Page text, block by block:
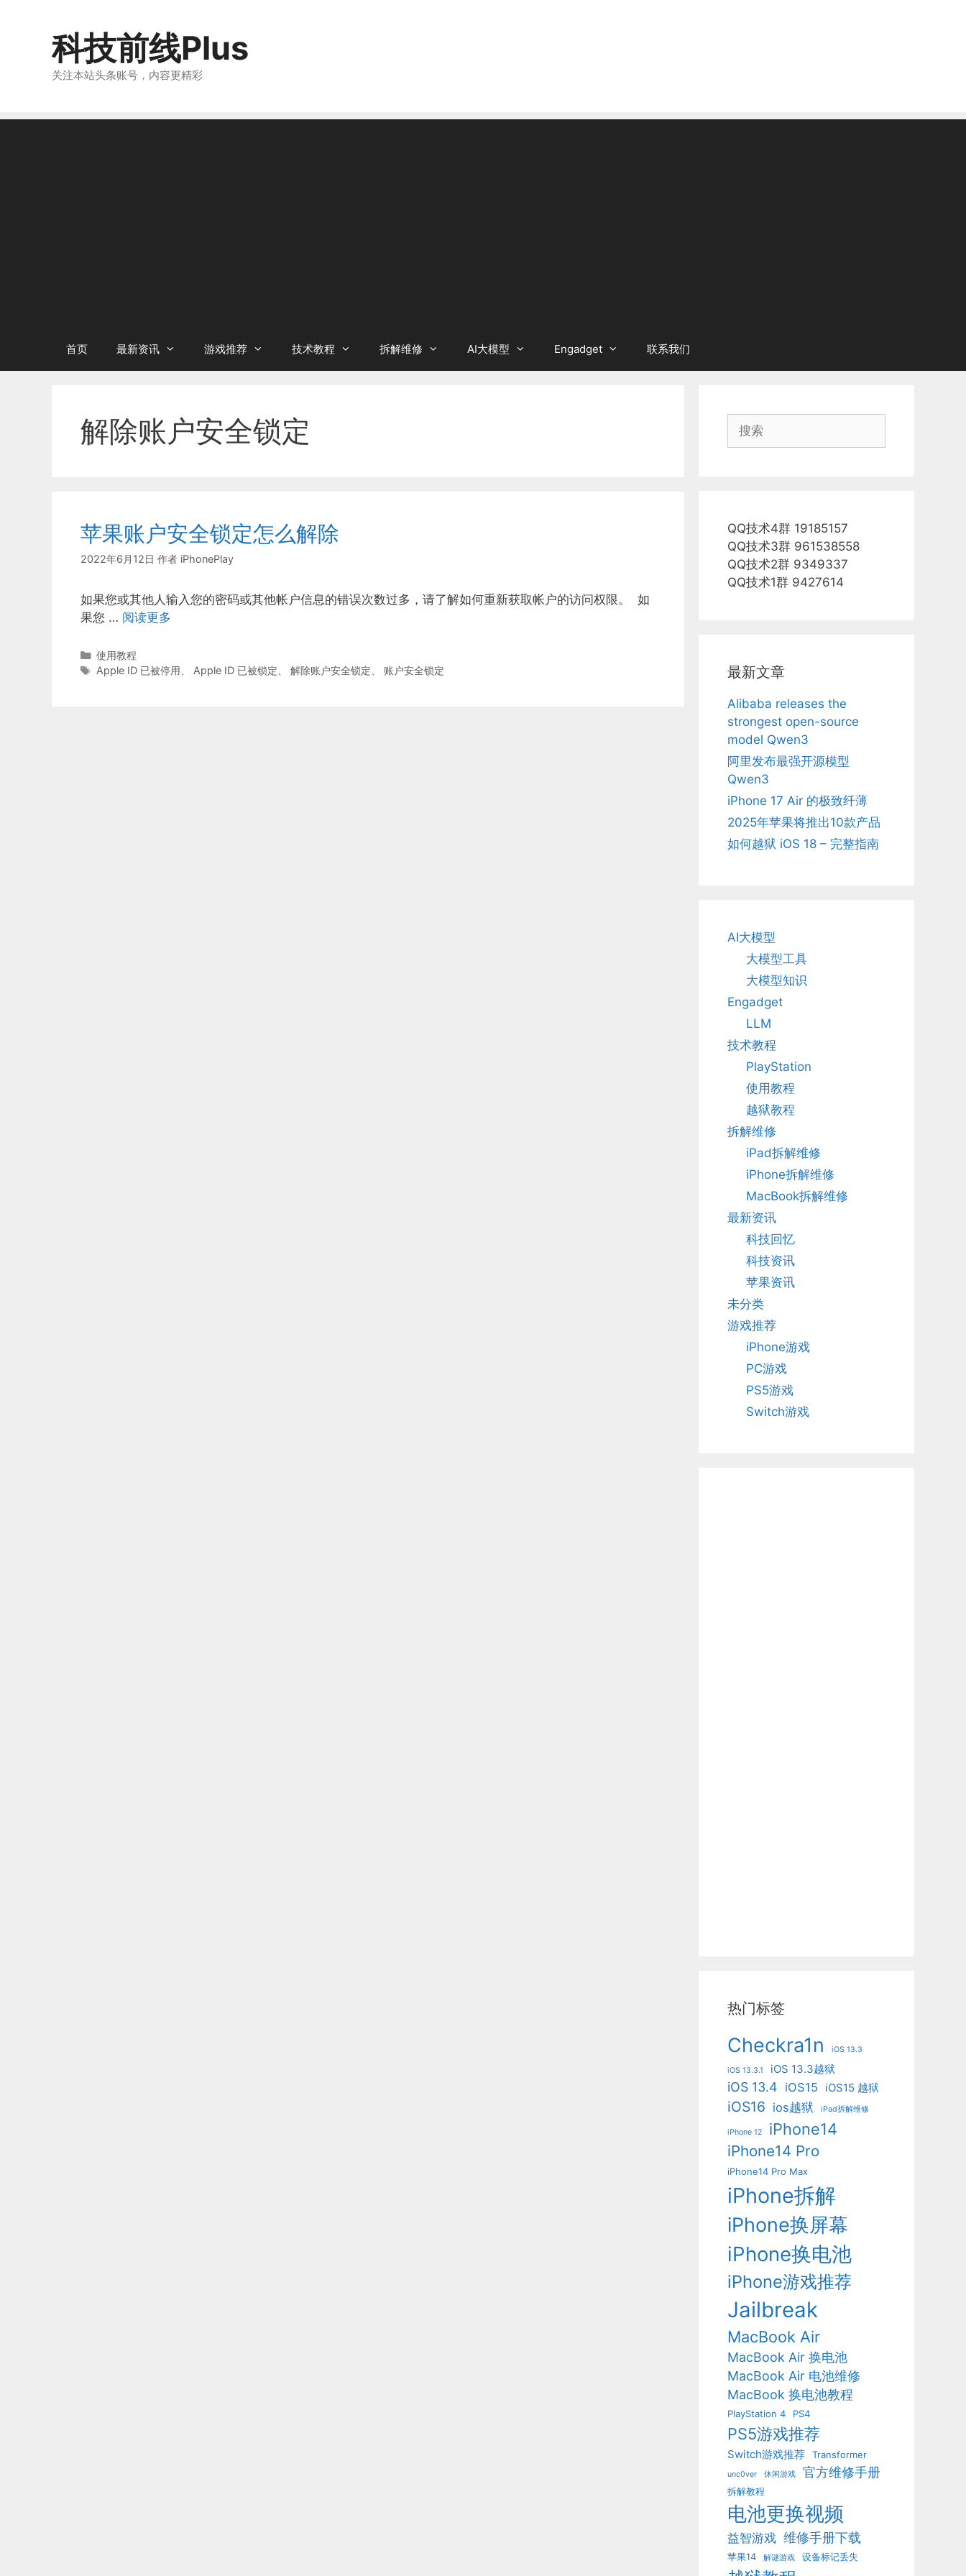
科技前线Plus
关注本站头条账号，内容更精彩
首页 最新资讯 游戏推荐 技术教程 拆解维修 AI大模型 Engadget 联系我们
解除账户安全锁定
苹果账户安全锁定怎么解除
2022年6月12日 作者 iPhonePlay
如果您或其他人输入您的密码或其他帐户信息的错误次数过多，请了解如何重新获取帐户的访问权限。 如
果您 … 阅读更多
分
类
使用教程
标
Apple ID 已被停用 Apple ID 已被锁定 解除账户安全锁定 账户安全锁定
QQ技术4群 19185157
QQ技术3群 961538558
QQ技术2群 9349337
QQ技术1群 9427614
最新文章
Alibaba releases the
strongest open-source
model Qwen3
阿里发布最强开源模型
Qwen3
iPhone 17 Air 的极致纤薄
2025年苹果将推出10款产品
如何越狱 iOS 18 – 完整指南
AI大模型
大模型工具
大模型知识
Engadget
LLM
技术教程
PlayStation
使用教程
越狱教程
拆解维修
iPad拆解维修
iPhone拆解维修
MacBook拆解维修
最新资讯
科技回忆
科技资讯
苹果资讯
未分类
游戏推荐
iPhone游戏
PC游戏
PS5游戏
Switch游戏
热门标签
Checkra1n iOS 13.3
iOS 13.3.1 iOS 13.3越狱
iOS 13.4 iOS15 iOS15 越狱
iOS16 ios越狱 iPad拆解维修
iPhone 12 iPhone14
iPhone14 Pro
iPhone14 Pro Max
iPhone拆解
iPhone换屏幕
iPhone换电池
iPhone游戏推荐
Jailbreak
MacBook Air
MacBook Air 换电池
MacBook Air 电池维修
MacBook 换电池教程
PlayStation 4 PS4
PS5游戏推荐
Switch游戏推荐 Transformer
unc0ver 休闲游戏 官方维修手册
拆解教程
电池更换视频
益智游戏 维修手册下载
苹果14 解谜游戏 设备标记丢失